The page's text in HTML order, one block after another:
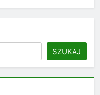
SZUKAJ